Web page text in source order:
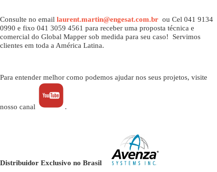
Consulte no email laurent.martin@engesat.com.br ou Cel 041 9134
0990 e fixo 041 3059 4561 para receber uma proposta técnica e
comercial do Global Mapper sob medida para seu caso! Servimos
clientes em toda a América Latina.
Para entender melhor como podemos ajudar nos seus projetos, visite
nosso canal .
Distribuidor Exclusivo no Brasil